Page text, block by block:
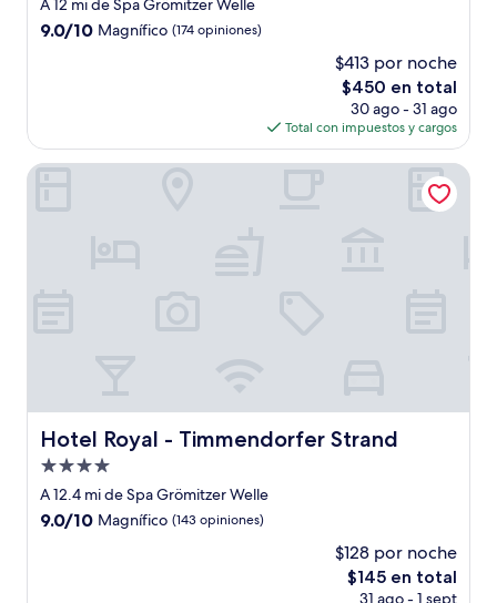
5.0
A 12 mi de Spa Grömitzer Welle
9.0
9.0/10 Magnífico (174 opiniones)
$413 por noche
El
precio
actual
es
de
$450 en total
30 ago - 31 ago
Total con impuestos y cargos
Hotel Royal - Timmendorfer Strand
Hotel Royal - Timmendorfer Strand
Propiedad
de
4.0
A 12.4 mi de Spa Grömitzer Welle
9.0
9.0/10 Magnífico (143 opiniones)
$128 por noche
El
precio
$145 en total
31 ago - 1 sept
Hotel Royal - Timmendorfer Strand